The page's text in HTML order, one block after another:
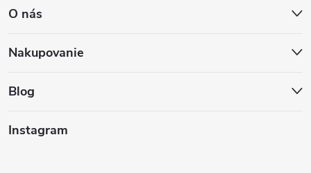
p
ä
O nás
Nakupovanie
Blog
Instagram